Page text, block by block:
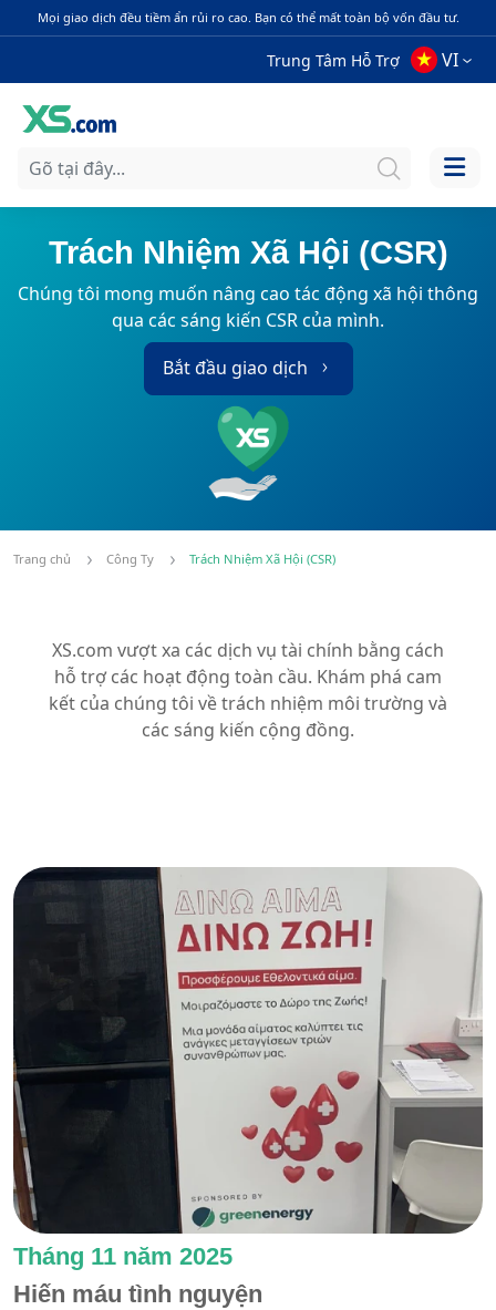
Mọi giao dịch đều tiềm ẩn rủi ro cao. Bạn có thể mất toàn bộ vốn đầu tư.
Trung Tâm Hỗ Trợ VI
Trách Nhiệm Xã Hội (CSR)
Chúng tôi mong muốn nâng cao tác động xã hội thông
qua các sáng kiến CSR của mình.
Bắt đầu giao dịch
Trang chủ Công Ty Trách Nhiệm Xã Hội (CSR)
XS.com vượt xa các dịch vụ tài chính bằng cách
hỗ trợ các hoạt động toàn cầu. Khám phá cam
kết của chúng tôi về trách nhiệm môi trường và
các sáng kiến cộng đồng.
Tháng 11 năm 2025
Hiến máu tình nguyện